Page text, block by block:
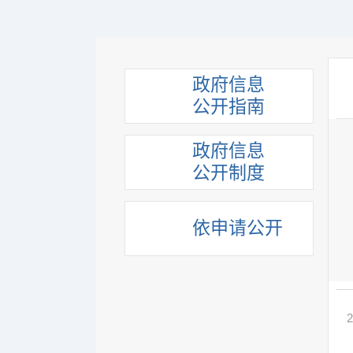
政府信息
公开指南
政府信息
公开制度
依申请公开